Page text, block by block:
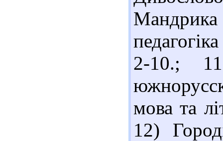
2-10.;
мова та
12)